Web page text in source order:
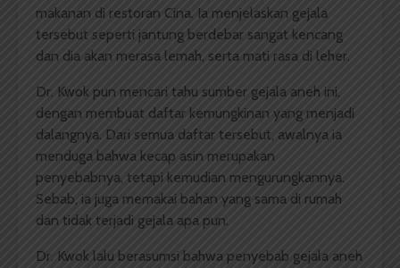
makanan di restoran Cina. Ia menjelaskan gejala
tersebut seperti jantung berdebar sangat kencang
dan dia akan merasa lemah, serta mati rasa di leher.
Dr. Kwok pun mencari tahu sumber gejala aneh ini,
dengan membuat daftar kemungkinan yang menjadi
dalangnya. Dari semua daftar tersebut, awalnya ia
menduga bahwa kecap asin merupakan
penyebabnya, tetapi kemudian mengurungkannya.
Sebab, ia juga memakai bahan yang sama di rumah
dan tidak terjadi gejala apa pun.
Dr. Kwok lalu berasumsi bahwa penyebab gejala aneh